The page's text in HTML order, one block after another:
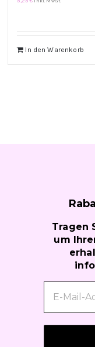
In den Warenkorb
Tragen
um